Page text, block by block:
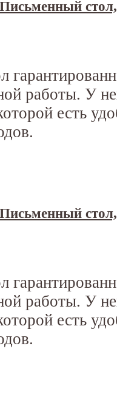
работы. У
есть
стол,
работы. У
есть